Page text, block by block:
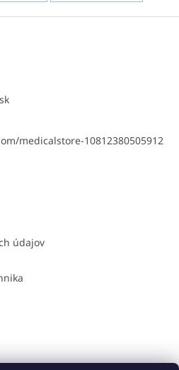
medicalstore-10812380505912
údajov